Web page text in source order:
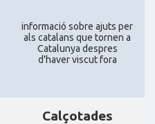
informació sobre ajuts per
als catalans que tornen a
Catalunya despres
d'haver viscut fora
Calçotades